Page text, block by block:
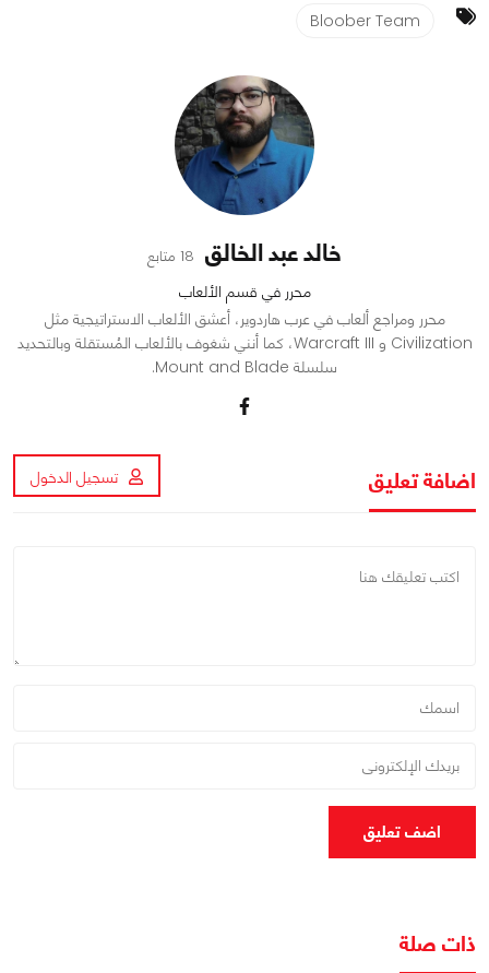
Bloober Team
خالد عبد الخالق 18 متابع
محرر في قسم الألعاب
محرر ومراجع ألعاب في عرب هاردوير، أعشق الألعاب الاستراتيجية مثل
Civilization و Warcraft III، كما أنني شغوف بالألعاب المُستقلة وبالتحديد
سلسلة Mount and Blade.
اضافة تعليق تسجيل الدخول
اضف تعليق
ذات صلة